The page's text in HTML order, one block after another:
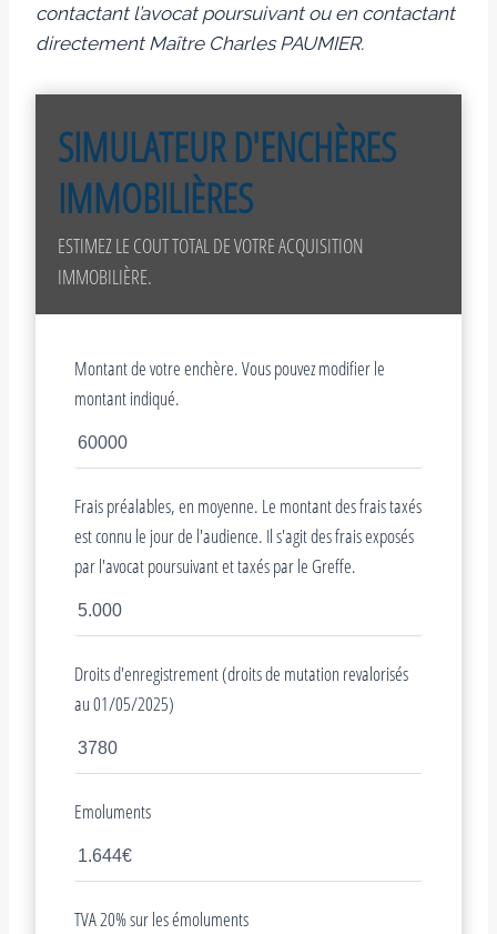
contactant l’avocat poursuivant ou en contactant
directement Maître Charles PAUMIER.
SIMULATEUR D'ENCHÈRES
IMMOBILIÈRES
ESTIMEZ LE COUT TOTAL DE VOTRE ACQUISITION
IMMOBILIÈRE.
Montant de votre enchère. Vous pouvez modifier le
montant indiqué.
Frais préalables, en moyenne. Le montant des frais taxés
est connu le jour de l'audience. Il s'agit des frais exposés
par l'avocat poursuivant et taxés par le Greffe.
Droits d'enregistrement (droits de mutation revalorisés
au 01/05/2025)
Emoluments
TVA 20% sur les émoluments